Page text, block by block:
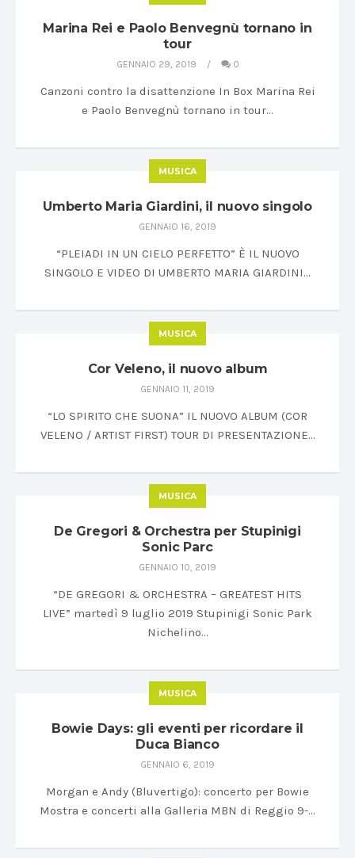
Marina Rei e Paolo Benvegnù tornano in
tour
GENNAIO 29, 2019 0
Canzoni contro la disattenzione In Box Marina Rei
e Paolo Benvegnù tornano in tour…
MUSICA
Umberto Maria Giardini, il nuovo singolo
GENNAIO 16, 2019
“PLEIADI IN UN CIELO PERFETTO” È IL NUOVO
SINGOLO E VIDEO DI UMBERTO MARIA GIARDINI…
MUSICA
Cor Veleno, il nuovo album
GENNAIO 11, 2019
“LO SPIRITO CHE SUONA” IL NUOVO ALBUM (COR
VELENO / ARTIST FIRST) TOUR DI PRESENTAZIONE…
MUSICA
De Gregori & Orchestra per Stupinigi
Sonic Parc
GENNAIO 10, 2019
“DE GREGORI & ORCHESTRA – GREATEST HITS
LIVE” martedì 9 luglio 2019 Stupinigi Sonic Park
Nichelino…
MUSICA
Bowie Days: gli eventi per ricordare il
Duca Bianco
GENNAIO 6, 2019
Morgan e Andy (Bluvertigo): concerto per Bowie
Mostra e concerti alla Galleria MBN di Reggio 9-…